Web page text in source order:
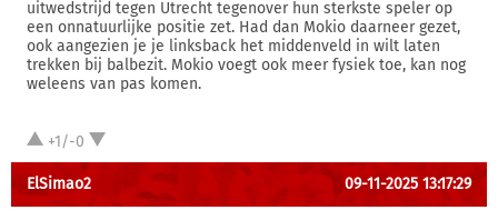
uitwedstrijd tegen Utrecht tegenover hun sterkste speler op
een onnatuurlijke positie zet. Had dan Mokio daarneer gezet,
ook aangezien je je linksback het middenveld in wilt laten
trekken bij balbezit. Mokio voegt ook meer fysiek toe, kan nog
weleens van pas komen.
+1/-0
ElSimao2 09-11-2025 13:17:29